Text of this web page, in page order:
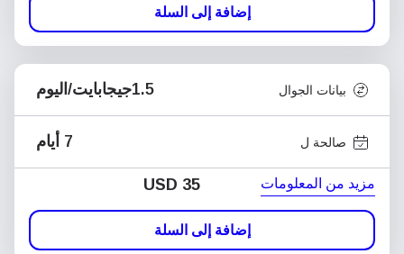
إضافة إلى السلة
بيانات الجوال 1.5جيجابايت/اليوم
صالحة ل 7 أيام
مزيد من المعلومات USD 35
إضافة إلى السلة